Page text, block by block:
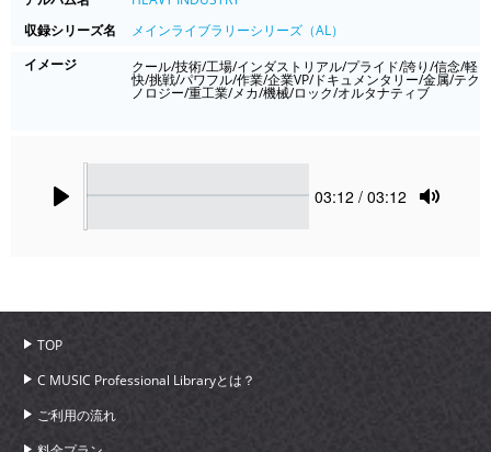
収録シリーズ名
メインライブラリーシリーズ（AL）
イメージ
クール/技術/工場/インダストリアル/プライド/誇り/信念/軽
快/挑戦/パワフル/作業/企業VP/ドキュメンタリー/金属/テク
ノロジー/重工業/メカ/機械/ロック/オルタナティブ
Current
03:12 / 03:12
TOP
C MUSIC Professional Libraryとは？
ご利用の流れ